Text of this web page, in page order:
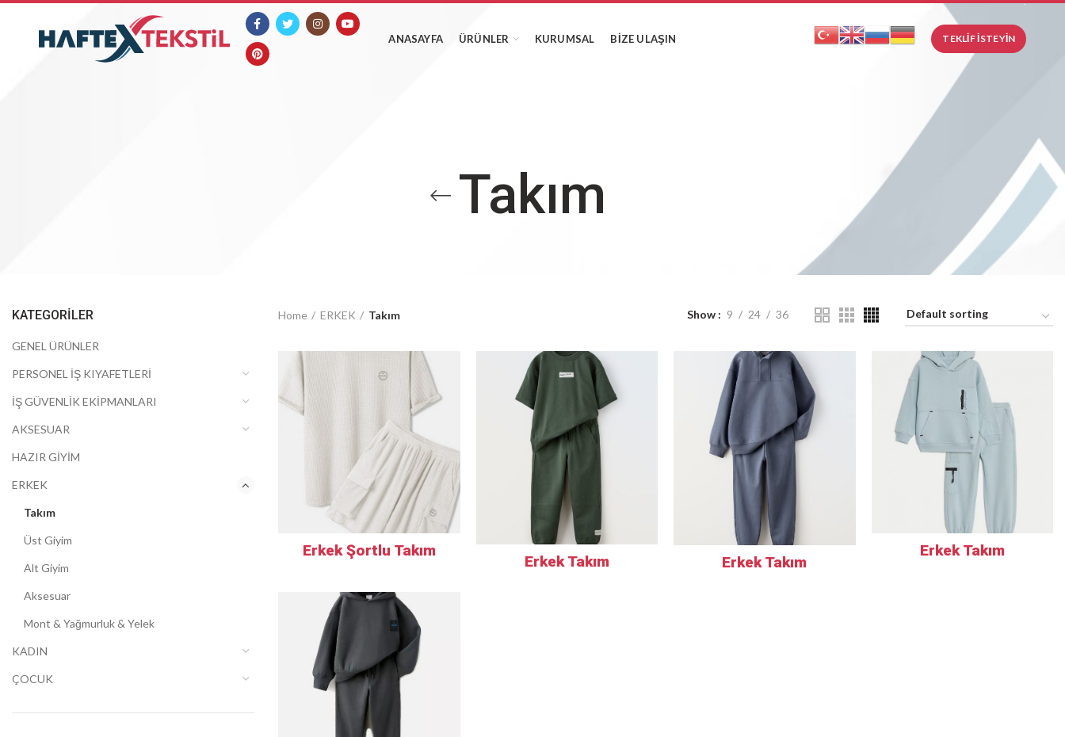
ANASAYFA ÜRÜNLER KURUMSAL BIZE ULAŞIN TEKLIF İSTEYIN
Takım
KATEGORILER
GENEL ÜRÜNLER
PERSONEL İŞ KIYAFETLERİ
İŞ GÜVENLİK EKİPMANLARI
AKSESUAR
HAZIR GİYİM
ERKEK
Takım
Üst Giyim
Alt Giyim
Aksesuar
Mont & Yağmurluk & Yelek
KADIN
ÇOCUK
Home ERKEK Takım Show 9 24 36
Erkek Şortlu Takım
Erkek Takım Erkek Takım
Erkek Takım